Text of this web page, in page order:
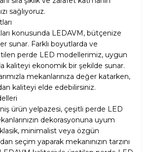
sağlıyoruz.
konusunda LEDAVM, bütçenize
sunar. Farklı boyutlarda ve
perde LED modellerimiz, uygun
kaliteyi ekonomik bir şekilde sunar.
mekanlarınıza değer katarken,
kaliteyi elde edebilirsiniz.
ürün yelpazesi, çeşitli perde LED
dekorasyonuna uyum
minimalist veya özgün
seçim yaparak mekanınızın tarzını